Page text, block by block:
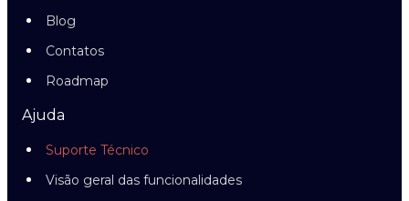
Blog
Contatos
Roadmap
Ajuda
Suporte Técnico
Visão geral das funcionalidades